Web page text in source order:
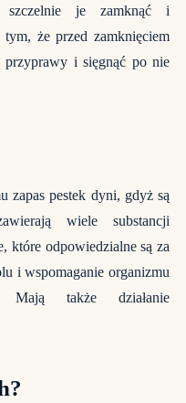
je zamknąć i
tym, że przed zamknięciem
przyprawy i sięgnąć po nie
zapas pestek dyni, gdyż są
wiele substancji
które odpowiedzialne są za
i wspomaganie organizmu
także działanie